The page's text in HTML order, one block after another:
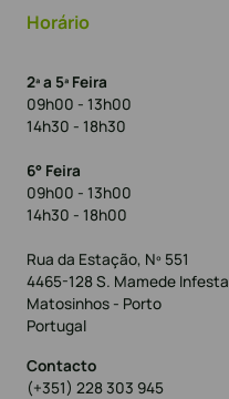
Horário
2ª a 5ª Feira
09h00 - 13h00
14h30 - 18h30
6° Feira
09h00 - 13h00
14h30 - 18h00
Rua da Estação, Nº 551
4465-128 S. Mamede Infesta
Matosinhos - Porto
Portugal
Contacto
(+351) 228 303 945